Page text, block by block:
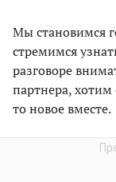
Мы становимся
стремимся
разговоре
партнера, хотим
то новое вместе.